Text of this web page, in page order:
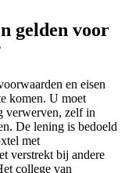
gelden voor
en eisen
komen. U moet
verwerven, zelf in
De lening is bedoeld
met
verstrekt bij andere
college van